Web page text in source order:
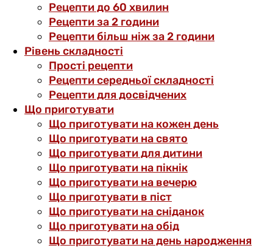
Рецепти до 60 хвилин
Рецепти за 2 години
Рецепти більш ніж за 2 години
Рівень складності
Прості рецепти
Рецепти середньої складності
Рецепти для досвідчених
Що приготувати
Що приготувати на кожен день
Що приготувати на свято
Що приготувати для дитини
Що приготувати на пікнік
Що приготувати на вечерю
Що приготувати в піст
Що приготувати на сніданок
Що приготувати на обід
Що приготувати на день народження